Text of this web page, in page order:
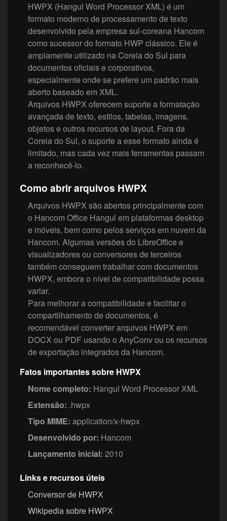
HWPX (Hangul Word Processor XML) é um
formato moderno de processamento de texto
desenvolvido pela empresa sul-coreana Hancom
como sucessor do formato HWP clássico. Ele é
amplamente utilizado na Coreia do Sul para
documentos oficiais e corporativos,
especialmente onde se prefere um padrão mais
aberto baseado em XML.
Arquivos HWPX oferecem suporte a formatação
avançada de texto, estilos, tabelas, imagens,
objetos e outros recursos de layout. Fora da
Coreia do Sul, o suporte a esse formato ainda é
limitado, mas cada vez mais ferramentas passam
a reconhecê-lo.
Como abrir arquivos HWPX
Arquivos HWPX são abertos principalmente com
o Hancom Office Hangul em plataformas desktop
e móveis, bem como pelos serviços em nuvem da
Hancom. Algumas versões do LibreOffice e
visualizadores ou conversores de terceiros
também conseguem trabalhar com documentos
HWPX, embora o nível de compatibilidade possa
variar.
Para melhorar a compatibilidade e facilitar o
compartilhamento de documentos, é
recomendável converter arquivos HWPX em
DOCX ou PDF usando o AnyConv ou os recursos
de exportação integrados da Hancom.
Fatos importantes sobre HWPX
Nome completo: Hangul Word Processor XML
Extensão: .hwpx
Tipo MIME: application/x-hwpx
Desenvolvido por: Hancom
Lançamento inicial: 2010
Links e recursos úteis
Conversor de HWPX
Wikipedia sobre HWPX